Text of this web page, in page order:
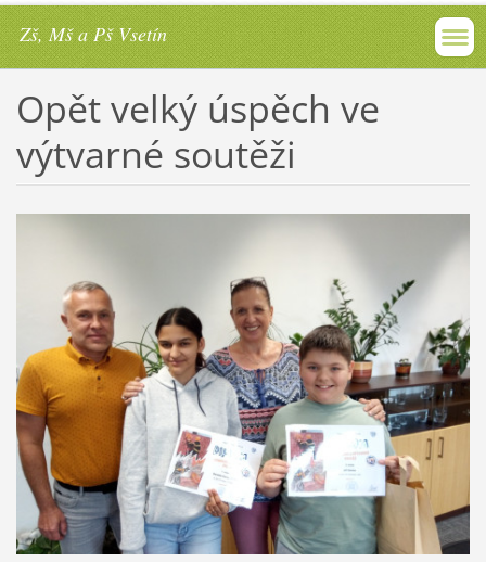
Zš, Mš a Pš Vsetín
Opět velký úspěch ve
výtvarné soutěži